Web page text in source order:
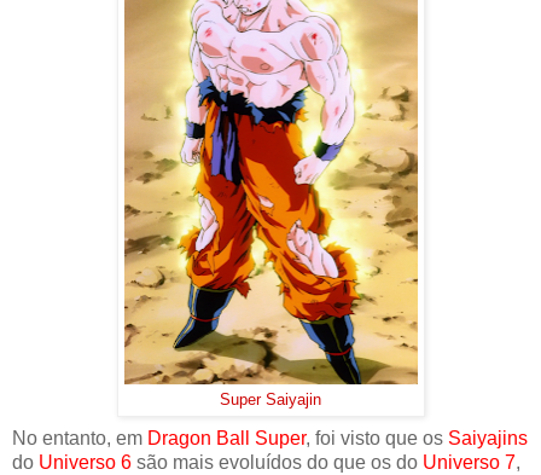
Super Saiyajin
No entanto, em Dragon Ball Super, foi visto que os Saiyajins
do Universo 6 são mais evoluídos do que os do Universo 7,